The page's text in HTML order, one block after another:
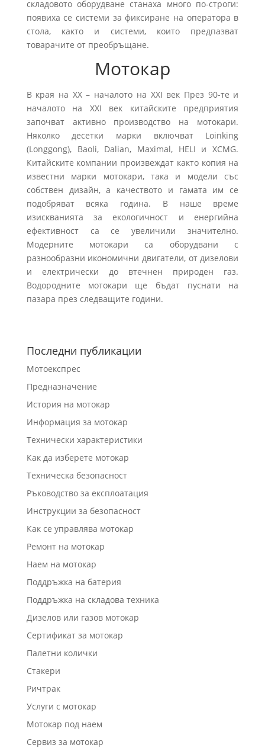
складовото оборудване станаха много по-строги:
появиха се системи за фиксиране на оператора в
стола, както и системи, които предпазват
товарачите от преобръщане.
Мотокар
В края на XX – началото на XXI век През 90-те и
началото на XXI век китайските предприятия
започват активно производство на мотокари.
Няколко десетки марки включват Loinking
(Longgong), Baoli, Dalian, Maximal, HELI и XCMG.
Китайските компании произвеждат както копия на
известни марки мотокари, така и модели със
собствен дизайн, а качеството и гамата им се
подобряват всяка година. В наше време
изискванията за екологичност и енергийна
ефективност са се увеличили значително.
Модерните мотокари са оборудвани с
разнообразни икономични двигатели, от дизелови
и електрически до втечнен природен газ.
Водородните мотокари ще бъдат пуснати на
пазара през следващите години.
Последни публикации
Мотоекспрес
Предназначение
История на мотокар
Информация за мотокар
Технически характеристики
Как да изберете мотокар
Техническа безопасност
Ръководство за експлоатация
Инструкции за безопасност
Как се управлява мотокар
Ремонт на мотокар
Наем на мотокар
Поддръжка на батерия
Поддръжка на складова техника
Дизелов или газов мотокар
Сертификат за мотокар
Палетни колички
Стакери
Ричтрак
Услуги с мотокар
Мотокар под наем
Сервиз за мотокар